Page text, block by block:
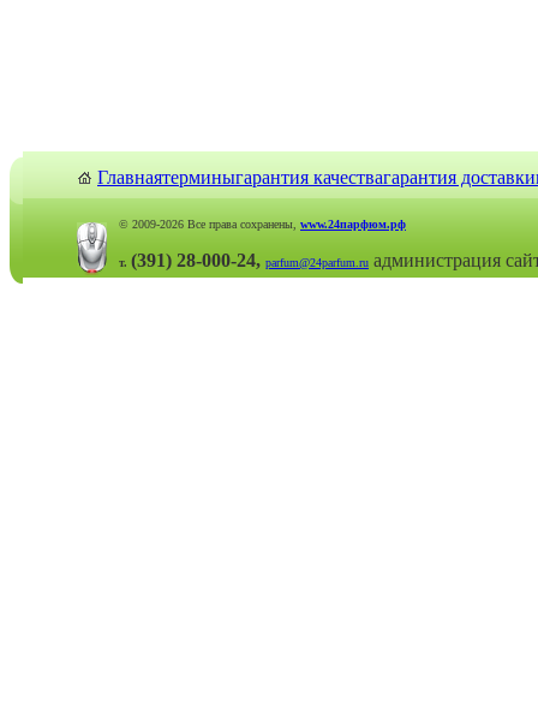
Главнаятерминыгарантия качествагарантия доставки
© 2009-2026 Все права сохранены, www.24парфюм.рф
т. (391) 28-000-24, parfum@24parfum.ru администрация